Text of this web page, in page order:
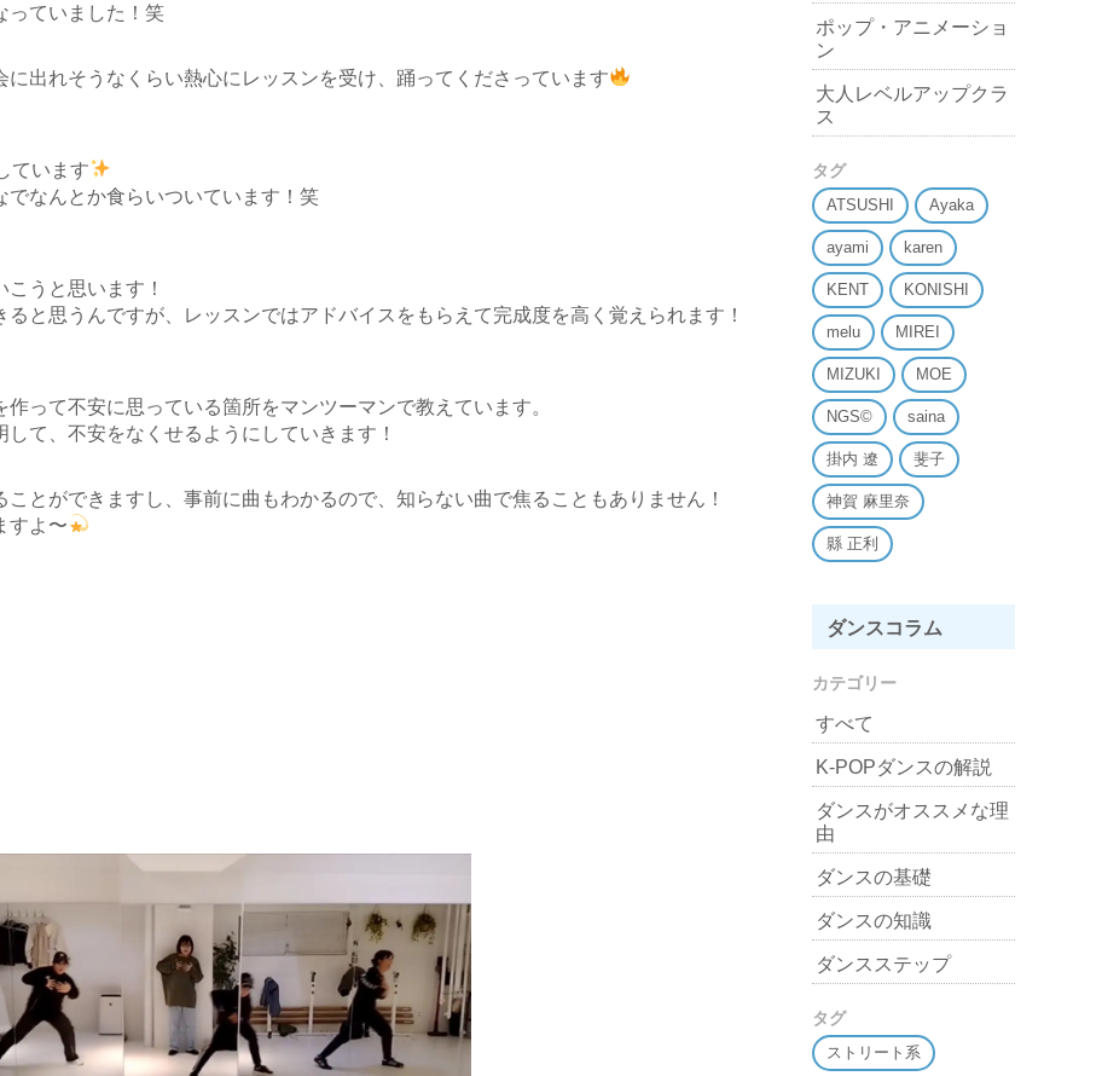
っていました！笑
出れそうなくらい熱心にレッスンを受け、踊ってくださっています
ています
なんとか食らいついています！笑
うと思います！
と思うんですが、レッスンではアドバイスをもらえて完成度を高く覚えられます！
って不安に思っている箇所をマンツーマンで教えています。
て、不安をなくせるようにしていきます！
とができますし、事前に曲もわかるので、知らない曲で焦ることもありません！
すよ〜
ポップ・アニメーショ
ン
大人レベルアップクラ
ス
タグ
ATSUSHI Ayaka
ayami karen
KENT KONISHI
melu MIREI
MIZUKI MOE
NGS© saina
掛内 遼 斐子
神賀 麻里奈
縣 正利
ダンスコラム
カテゴリー
すべて
K-POPダンスの解説
ダンスがオススメな理
由
ダンスの基礎
ダンスの知識
ダンスステップ
タグ
ストリート系